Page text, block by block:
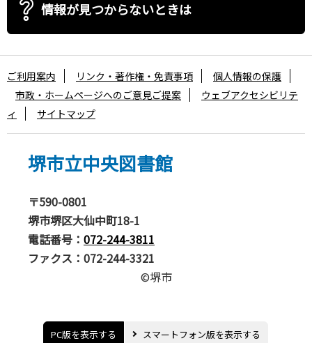
情報が見つからないときは
堺市立中央図書館
〒590-0801
堺市堺区大仙中町18-1
電話番号： 072-244-3811
ファクス：072-244-3321
ご利用案内 リンク・著作権・免責事項
個人情報の保護
市政・ホームページへのご意見ご提案
ウェブアクセシビリテ
ィ
サイトマップ
©堺市
PC版を表示する スマートフォン版を表示する